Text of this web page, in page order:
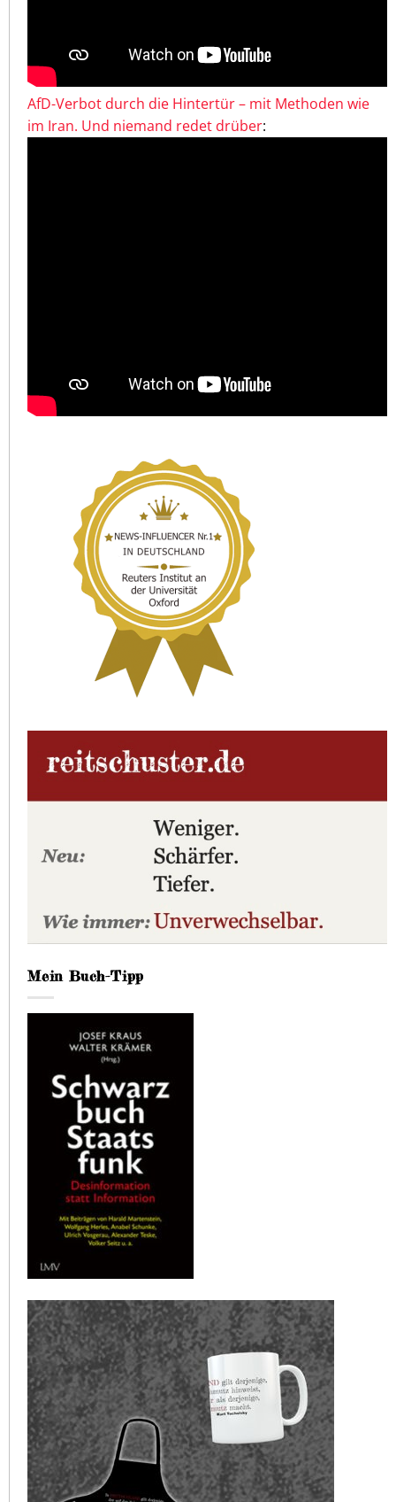
AfD-Verbot durch die Hintertür – mit Methoden wie
im Iran. Und niemand redet drüber:
Mein Buch-Tipp